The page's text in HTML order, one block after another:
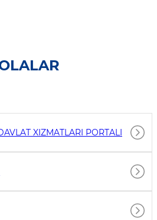
XIZMATLARI PORTALI